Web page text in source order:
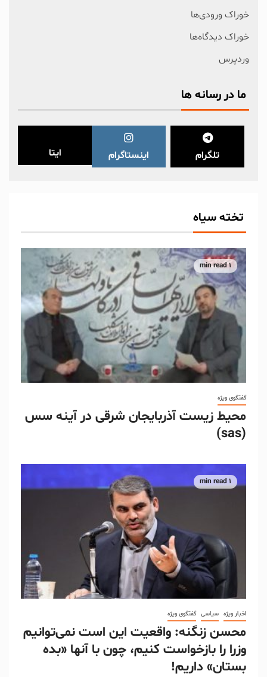
خوراک ورودی‌ها
خوراک دیدگاه‌ها
وردپرس
ما در رسانه ها
تلگرام اینستاگرام ایتا
تخته سیاه
1 min read
گفتگوی ویژه
محیط زیست آذربایجان شرقی در آینه سس
(sas)
1 min read
اخبار ویژه سیاسی گفتگوی ویژه
محسن زنگنه: واقعیت این است نمی‌توانیم
وزرا را بازخواست کنیم، چون با آنها «بده
بستان» داریم!